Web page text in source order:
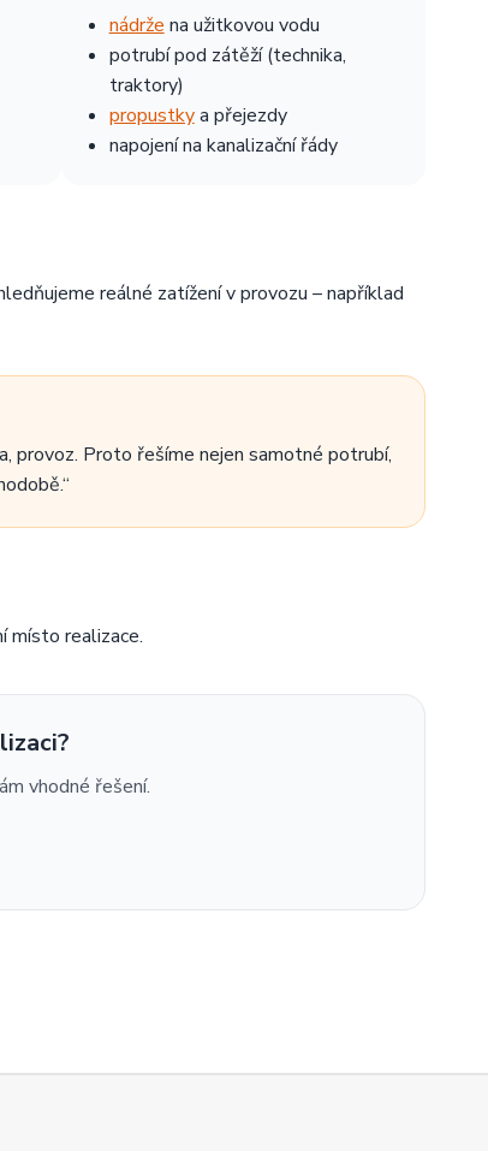
nádrže na užitkovou vodu
potrubí pod zátěží (technika,
traktory)
propustkya přejezdy
napojení na kanalizační řády
reálné zatížení v provozu – například
provoz. Proto řešíme nejen samotné potrubí,
místo realizace.
vhodné řešení.